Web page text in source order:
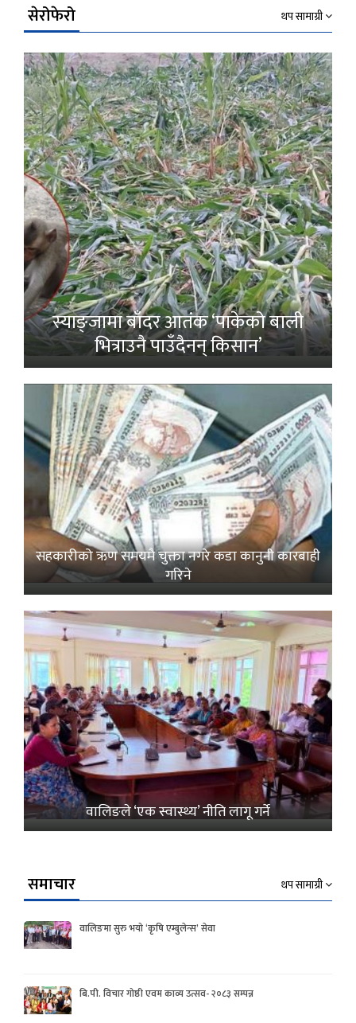
सेरोफेरो थप सामाग्री
स्याङ्जामा बाँदर आतंक ‘पाकेको बाली
भित्राउनै पाउँदैनन् किसान’
सहकारीको ऋण समयमै चुक्ता नगरे कडा कानुनी कारबाही
गरिने
वालिङले ‘एक स्वास्थ्य’ नीति लागू गर्ने
समाचार थप सामाग्री
वालिङमा सुरु भयो ‘कृषि एम्बुलेन्स’ सेवा
बि.पी. विचार गोष्ठी एवम काव्य उत्सव- २०८३ सम्पन्न